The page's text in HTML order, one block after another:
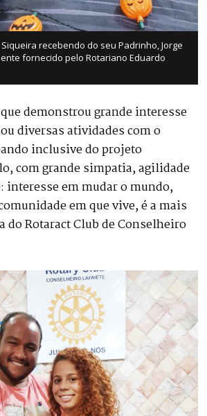
recebendo do seu Padrinho, Jorge
fornecido pelo Rotariano Eduardo
demonstrou grande interesse
diversas atividades com o
inclusive do projeto
com grande simpatia, agilidade
interesse em mudar o mundo,
em que vive, é a mais
do Rotaract Club de Conselheiro